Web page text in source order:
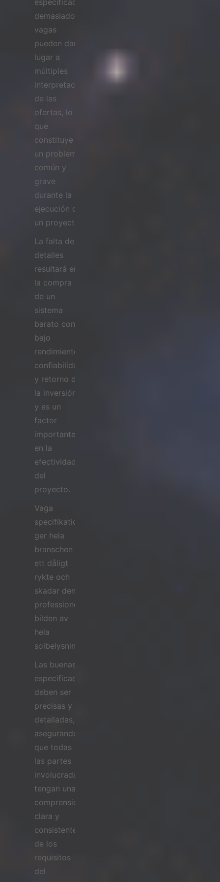
demasiado
vagas
pueden dar
lugar a
múltiples
interpretaciones
de las
ofertas, lo
que
constituye
un problema
común y
grave
durante la
ejecución de
un proyecto.
La falta de
detalles
resultará en
la compra
de un
sistema
barato con
bajo
rendimiento,
confiabilidad
y retorno de
la inversión,
y es un
factor
importante
en la
efectividad
del
proyecto.
Vaga
specifikationer
ger hela
branschen
ett dåligt
rykte och
skadar den
professionella
bilden av
hela
solbelysningsområdet.
Las buenas
especificaciones
deben ser
precisas y
detalladas,
asegurando
que todas
las partes
involucradas
tengan una
comprensión
clara y
consistente
de los
requisitos
del